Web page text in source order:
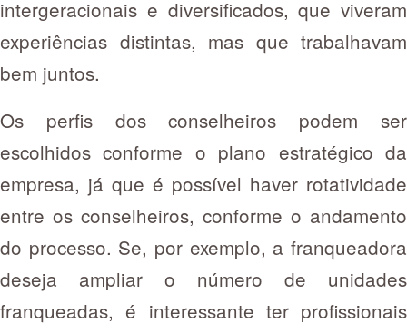
intergeracionais e diversificados, que viveram
experiências distintas, mas que trabalhavam
bem juntos.
Os perfis dos conselheiros podem ser
escolhidos conforme o plano estratégico da
empresa, já que é possível haver rotatividade
entre os conselheiros, conforme o andamento
do processo. Se, por exemplo, a franqueadora
deseja ampliar o número de unidades
franqueadas, é interessante ter profissionais